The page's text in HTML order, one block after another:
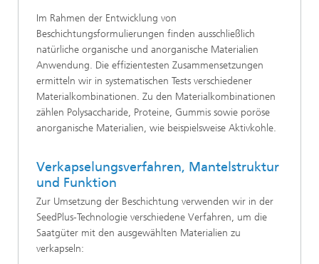
Im Rahmen der Entwicklung von
Beschichtungsformulierungen finden ausschließlich
natürliche organische und anorganische Materialien
Anwendung. Die effizientesten Zusammensetzungen
ermitteln wir in systematischen Tests verschiedener
Materialkombinationen. Zu den Materialkombinationen
zählen Polysaccharide, Proteine, Gummis sowie poröse
anorganische Materialien, wie beispielsweise Aktivkohle.
Verkapselungsverfahren, Mantelstruktur
und Funktion
Zur Umsetzung der Beschichtung verwenden wir in der
SeedPlus-Technologie verschiedene Verfahren, um die
Saatgüter mit den ausgewählten Materialien zu
verkapseln: